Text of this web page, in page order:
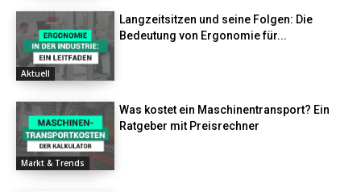
Aktuell
Langzeitsitzen und seine Folgen: Die
Bedeutung von Ergonomie für...
Markt & Trends
Was kostet ein Maschinentransport? Ein
Ratgeber mit Preisrechner